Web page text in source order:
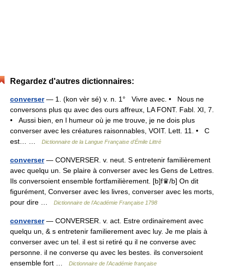
Regardez d'autres dictionnaires:
converser— 1. (kon vèr sé) v. n. 1° Vivre avec. • Nous ne
conversons plus qu avec des ours affreux, LA FONT. Fabl. XI, 7.
• Aussi bien, en l humeur où je me trouve, je ne dois plus
converser avec les créatures raisonnables, VOIT. Lett. 11. • C
est… …
Dictionnaire de la Langue Française d'Émile Littré
converser— CONVERSER. v. neut. S entretenir familièrement
avec quelqu un. Se plaire à converser avec les Gens de Lettres.
Ils conversoient ensemble fortfamilièrement. [b]f♛/b] On dit
figurément, Converser avec les livres, converser avec les morts,
pour dire …
Dictionnaire de l'Académie Française 1798
converser— CONVERSER. v. act. Estre ordinairement avec
quelqu un, & s entretenir familierement avec luy. Je me plais à
converser avec un tel. il est si retiré qu il ne converse avec
personne. il ne converse qu avec les bestes. ils conversoient
ensemble fort …
Dictionnaire de l'Académie française